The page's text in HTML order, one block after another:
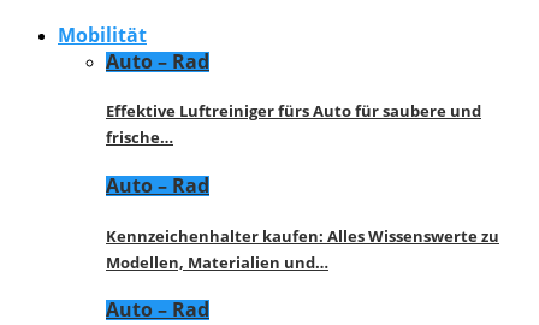
Mobilität
Auto – Rad
Effektive Luftreiniger fürs Auto für saubere und
frische…
Auto – Rad
Kennzeichenhalter kaufen: Alles Wissenswerte zu
Modellen, Materialien und…
Auto – Rad